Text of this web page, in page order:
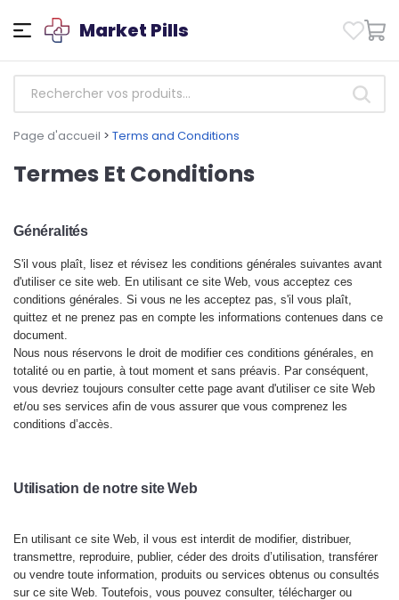
Market Pills
Page d'accueil > Terms and Conditions
Termes Et Conditions
Généralités
S'il vous plaît, lisez et révisez les conditions générales suivantes avant
d'utiliser ce site web. En utilisant ce site Web, vous acceptez ces
conditions générales. Si vous ne les acceptez pas, s'il vous plaît,
quittez et ne prenez pas en compte les informations contenues dans ce
document.
Nous nous réservons le droit de modifier ces conditions générales, en
totalité ou en partie, à tout moment et sans préavis. Par conséquent,
vous devriez toujours consulter cette page avant d'utiliser ce site Web
et/ou ses services afin de vous assurer que vous comprenez les
conditions d’accès.
Utilisation de notre site Web
En utilisant ce site Web, il vous est interdit de modifier, distribuer,
transmettre, reproduire, publier, céder des droits d’utilisation, transférer
ou vendre toute information, produits ou services obtenus ou consultés
sur ce site Web. Toutefois, vous pouvez consulter, télécharger ou